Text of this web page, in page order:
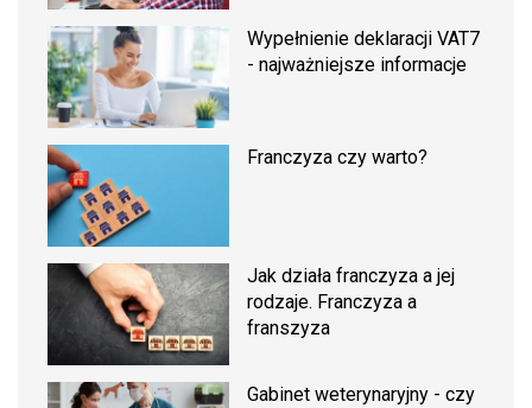
Wypełnienie deklaracji VAT7
- najważniejsze informacje
Franczyza czy warto?
Jak działa franczyza a jej
rodzaje. Franczyza a
franszyza
Gabinet weterynaryjny - czy